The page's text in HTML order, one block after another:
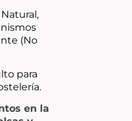
(No
para
en la